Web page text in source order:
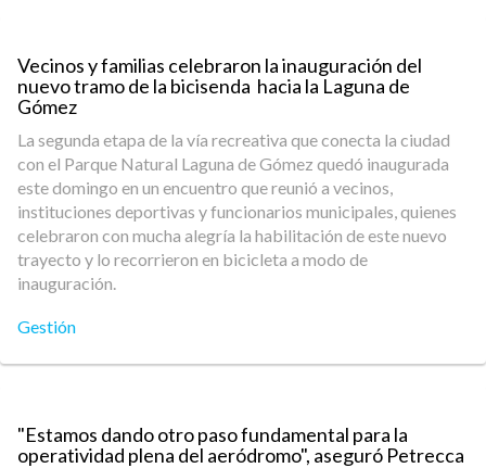
Vecinos y familias celebraron la inauguración del
nuevo tramo de la bicisenda hacia la Laguna de
Gómez
La segunda etapa de la vía recreativa que conecta la ciudad
con el Parque Natural Laguna de Gómez quedó inaugurada
este domingo en un encuentro que reunió a vecinos,
instituciones deportivas y funcionarios municipales, quienes
celebraron con mucha alegría la habilitación de este nuevo
trayecto y lo recorrieron en bicicleta a modo de
inauguración.
Gestión
"Estamos dando otro paso fundamental para la
operatividad plena del aeródromo", aseguró Petrecca